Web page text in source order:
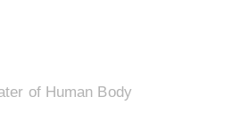
of Human Body